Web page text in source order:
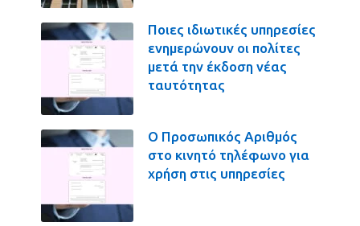
Ποιες ιδιωτικές υπηρεσίες
ενημερώνουν οι πολίτες
μετά την έκδοση νέας
ταυτότητας
Ο Προσωπικός Αριθμός
στο κινητό τηλέφωνο για
χρήση στις υπηρεσίες